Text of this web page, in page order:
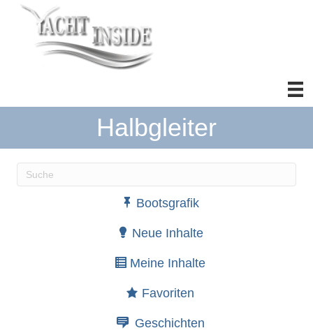
Halbgleiter
Wenn die Ergebnisse der automatischen
Bootsgrafik
Neue Inhalte
Meine Inhalte
Favoriten
Geschichten